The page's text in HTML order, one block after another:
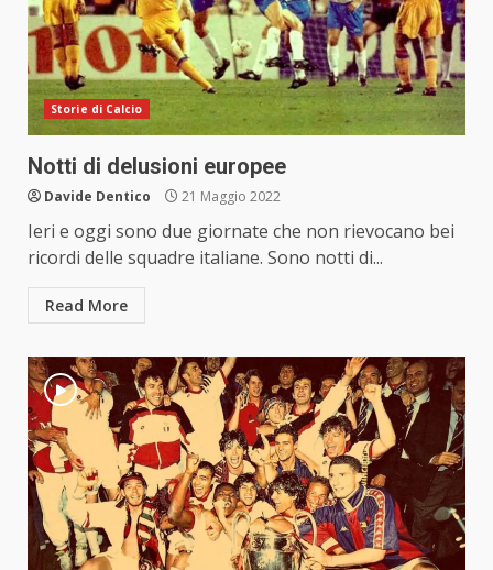
Storie di Calcio
Notti di delusioni europee
Davide Dentico 21 Maggio 2022
Ieri e oggi sono due giornate che non rievocano bei
ricordi delle squadre italiane. Sono notti di...
Read More